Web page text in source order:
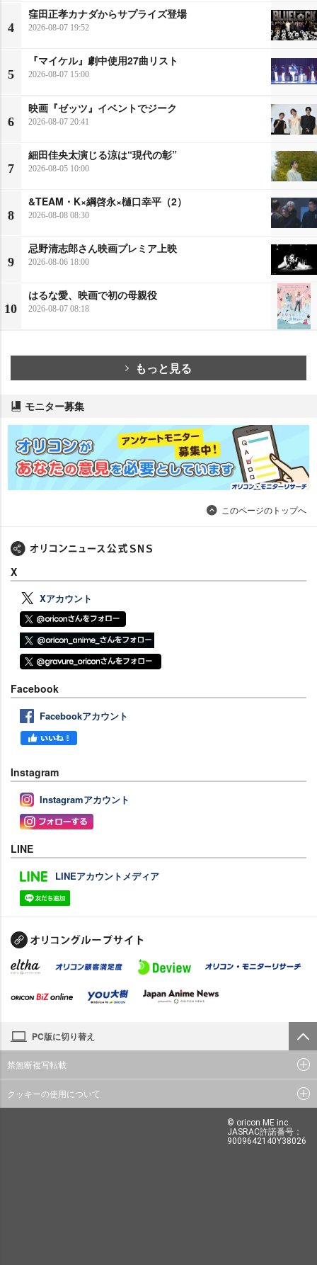
4
窪田正孝カナダからサプライズ登場
2026-08-07 19:52
5
『マイケル』劇中使用27曲リスト
2026-08-07 15:00
6
映画『ゼッツ』イベントでジーク
2026-08-07 20:41
7
細田佳央太演じる涼は“現代の彰”
2026-08-05 10:00
8
&TEAM・K×綱啓永×樋口幸平（2）
2026-08-08 08:30
9
忌野清志郎さん映画プレミア上映
2026-08-06 18:00
10
はるな愛、映画で初の母親役
2026-08-07 08:18
もっと見る
モニター募集
このページのトップへ
X
Xアカウント
Facebook
Facebookアカウント
Instagram
Instagramアカウント
LINE
LINEアカウントメディア
PC版に切り替え
禁無断複写転載
クッキーの使用について
© oricon ME inc.
JASRAC許諾番号：
9009642140Y38026